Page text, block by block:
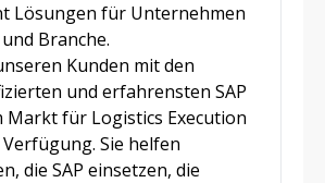
Lösungen für Unternehmen
Branche.
Kunden mit den
und erfahrensten SAP
Markt für Logistics Execution
Sie helfen
die SAP einsetzen, die